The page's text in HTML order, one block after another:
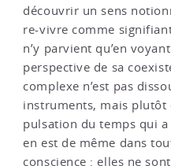
découvrir un sens
re-vivre comme
n’y parvient qu’en
perspective de sa
complexe n’est pas
instruments, mais plutôt
pulsation du temps qui
en est de même dans
conscience : elles ne